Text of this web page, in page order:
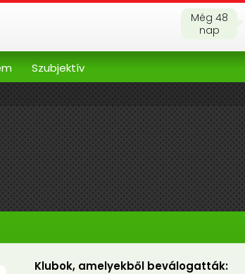
Még 48
nap
Szubjektív
Klubok, amelyekből beválogatták: